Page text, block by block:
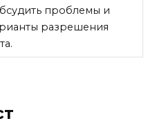
проблемы и
разрешения